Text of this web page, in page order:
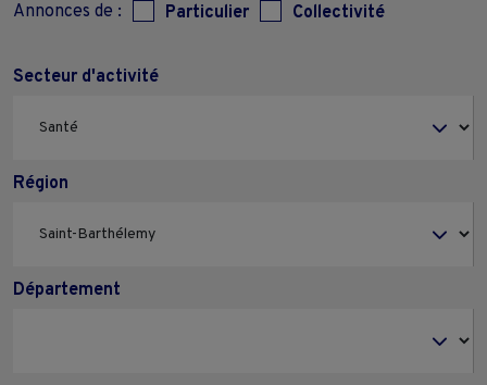
Annonces de : Particulier Collectivité
Secteur d'activité
Région
Département